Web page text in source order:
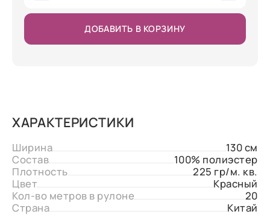
ДОБАВИТЬ В КОРЗИНУ
ХАРАКТЕРИСТИКИ
Ширина
130 см
Состав
100% полиэстер
Плотность
225 гр/м. кв.
Цвет
Красный
Кол-во метров в рулоне
20
Страна
Китай